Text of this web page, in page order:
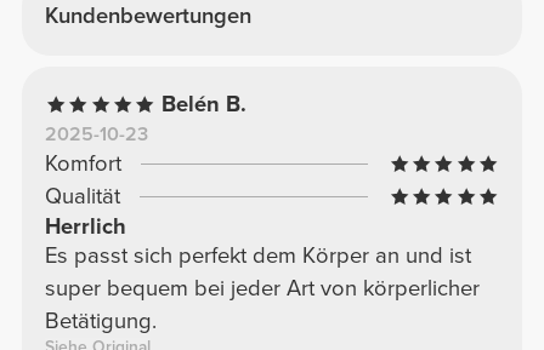
Kundenbewertungen
Belén B.
2025-10-23
Komfort
Qualität
Herrlich
Es passt sich perfekt dem Körper an und ist
super bequem bei jeder Art von körperlicher
Betätigung.